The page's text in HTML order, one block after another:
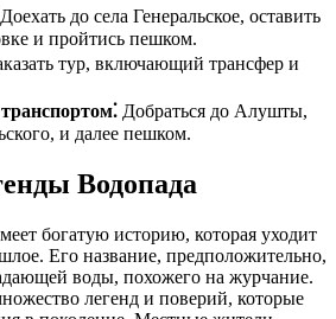
Доехать до села Генеральское, оставить
и пройтись пешком.
тур, включающий трансфер и
Добраться до Алушты,
и далее пешком.
Водопада
богатую историю, которая уходит
Его название, предположительно,
воды, похожего на журчание.
легенд и поверий, которые